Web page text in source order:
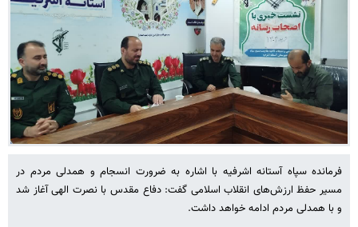
فرمانده سپاه آستانه اشرفیه با اشاره به ضرورت انسجام و همدلی مردم در
مسیر حفظ ارزش‌های انقلاب اسلامی گفت: دفاع مقدس با نصرت الهی آغاز شد
و با همدلی مردم ادامه خواهد داشت.